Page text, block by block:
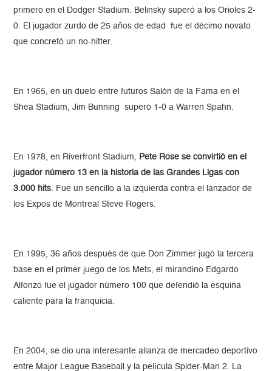
primero en el Dodger Stadium. Belinsky superó a los Orioles 2-
0. El jugador zurdo de 25 años de edad fue el décimo novato
que concretó un no-hitter.
En 1965, en un duelo entre futuros Salón de la Fama en el
Shea Stadium, Jim Bunning superó 1-0 a Warren Spahn.
En 1978, en Riverfront Stadium, Pete Rose se convirtió en el
jugador número 13 en la historia de las Grandes Ligas con
3.000 hits. Fue un sencillo a la izquierda contra el lanzador de
los Expos de Montreal Steve Rogers.
En 1995, 36 años después de que Don Zimmer jugó la tercera
base en el primer juego de los Mets, el mirandino Edgardo
Alfonzo fue el jugador número 100 que defendió la esquina
caliente para la franquicia.
En 2004, se dio una interesante alianza de mercadeo deportivo
entre Major League Baseball y la película Spider-Man 2. La